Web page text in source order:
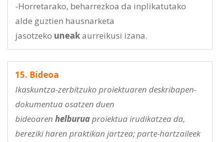
-Horretarako, beharrezkoa da inplikatutako
alde guztien hausnarketa
jasotzeko uneakaurreikusi izana.
15. Bideoa
Ikaskuntza-zerbitzuko proiektuaren deskribapen-
dokumentua osatzen duen
bideoaren helburuaproiektua irudikatzea da,
bereziki haren praktikan jartzea; parte-hartzaileek